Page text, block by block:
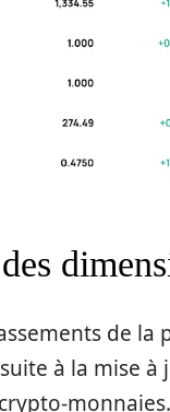
de
à la mise à